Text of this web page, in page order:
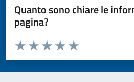
Quanto sono chiare le
pagina?
Valuta da 1 a 5 stelle la pagina
Valuta 5 stelle su 5
Valuta 4 stelle su 5
Valuta 3 stelle su 5
Valuta 2 stelle su 5
Valuta 1 stelle su 5